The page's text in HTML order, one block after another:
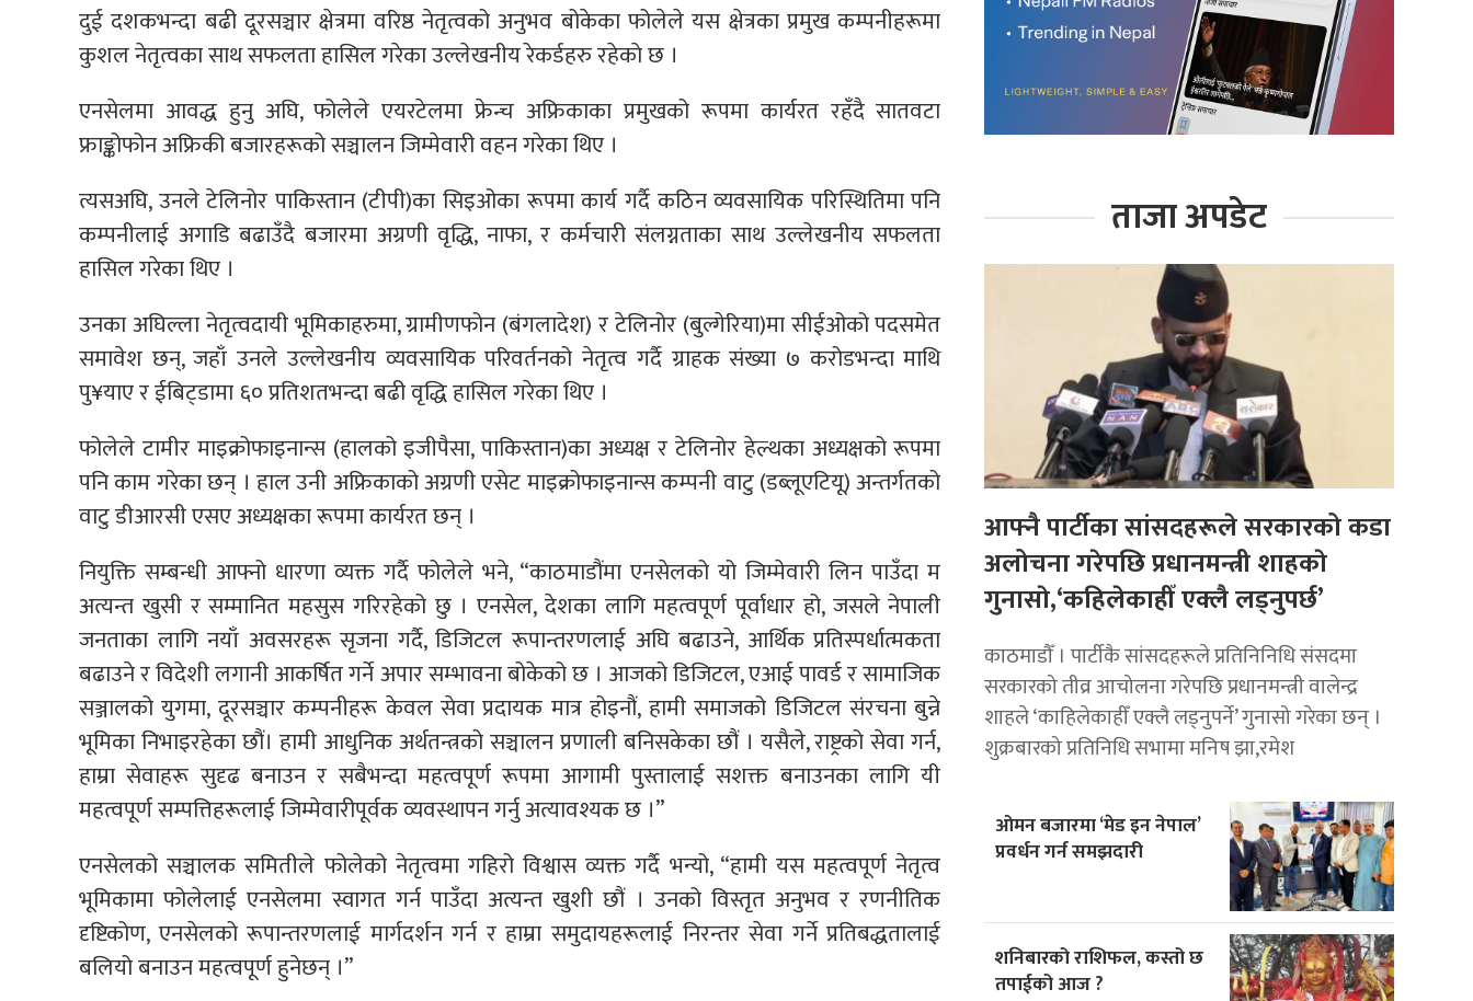
दुई दशकभन्दा बढी दूरसञ्चार क्षेत्रमा वरिष्ठ नेतृत्वको अनुभव बोकेका फोलेले यस क्षेत्रका प्रमुख कम्पनीहरूमा
कुशल नेतृत्वका साथ सफलता हासिल गरेका उल्लेखनीय रेकर्डहरु रहेकाे छ ।
एनसेलमा आवद्ध हुनु अघि, फोलेले एयरटेलमा फ्रेन्च अफ्रिकाका प्रमुखको रूपमा कार्यरत रहँदै सातवटा
फ्राङ्कोफोन अफ्रिकी बजारहरूको सञ्चालन जिम्मेवारी वहन गरेका थिए ।
त्यसअघि, उनले टेलिनोर पाकिस्तान (टीपी)का सिइओका रूपमा कार्य गर्दै कठिन व्यवसायिक परिस्थितिमा पनि
कम्पनीलाई अगाडि बढाउँदै बजारमा अग्रणी वृद्धि, नाफा, र कर्मचारी संलग्नताका साथ उल्लेखनीय सफलता
हासिल गरेका थिए ।
उनका अघिल्ला नेतृत्वदायी भूमिकाहरुमा, ग्रामीणफोन (बंगलादेश) र टेलिनोर (बुल्गेरिया)मा सीईओको पदसमेत
समावेश छन्, जहाँ उनले उल्लेखनीय व्यवसायिक परिवर्तनको नेतृत्व गर्दै ग्राहक संख्या ७ करोडभन्दा माथि
पु¥याए र ईबिट्डामा ६० प्रतिशतभन्दा बढी वृद्धि हासिल गरेका थिए ।
फोलेले टामीर माइक्रोफाइनान्स (हालको इजीपैसा, पाकिस्तान)का अध्यक्ष र टेलिनोर हेल्थका अध्यक्षको रूपमा
पनि काम गरेका छन् । हाल उनी अफ्रिकाको अग्रणी एसेट माइक्रोफाइनान्स कम्पनी वाटु (डब्लूएटियू) अन्तर्गतको
वाटु डीआरसी एसए अध्यक्षका रूपमा कार्यरत छन् ।
नियुक्ति सम्बन्धी आफ्नो धारणा व्यक्त गर्दै फोलेले भने, “काठमाडौंमा एनसेलको यो जिम्मेवारी लिन पाउँदा म
अत्यन्त खुसी र सम्मानित महसुस गरिरहेको छु । एनसेल, देशका लागि महत्वपूर्ण पूर्वाधार हो, जसले नेपाली
जनताका लागि नयाँ अवसरहरू सृजना गर्दै, डिजिटल रूपान्तरणलाई अघि बढाउने, आर्थिक प्रतिस्पर्धात्मकता
बढाउने र विदेशी लगानी आकर्षित गर्ने अपार सम्भावना बोकेको छ । आजको डिजिटल, एआई पावर्ड र सामाजिक
सञ्जालको युगमा, दूरसञ्चार कम्पनीहरू केवल सेवा प्रदायक मात्र होइनौं, हामी समाजको डिजिटल संरचना बुन्ने
भूमिका निभाइरहेका छौं। हामी आधुनिक अर्थतन्त्रको सञ्चालन प्रणाली बनिसकेका छौं । यसैले, राष्ट्रको सेवा गर्न,
हाम्रा सेवाहरू सुदृढ बनाउन र सबैभन्दा महत्वपूर्ण रूपमा आगामी पुस्तालाई सशक्त बनाउनका लागि यी
महत्वपूर्ण सम्पत्तिहरूलाई जिम्मेवारीपूर्वक व्यवस्थापन गर्नु अत्यावश्यक छ ।”
एनसेलको सञ्चालक समितीले फोलेको नेतृत्वमा गहिरो विश्वास व्यक्त गर्दै भन्यो, “हामी यस महत्वपूर्ण नेतृत्व
भूमिकामा फोलेलाई एनसेलमा स्वागत गर्न पाउँदा अत्यन्त खुशी छौं । उनको विस्तृत अनुभव र रणनीतिक
दृष्टिकोण, एनसेलको रूपान्तरणलाई मार्गदर्शन गर्न र हाम्रा समुदायहरूलाई निरन्तर सेवा गर्ने प्रतिबद्धतालाई
बलियो बनाउन महत्वपूर्ण हुनेछन् ।”
ताजा अपडेट
आफ्नै पार्टीका सांसदहरूले सरकारको कडा
अलोचना गरेपछि प्रधानमन्त्री शाहकाे
गुनासाे,‘कहिलेकाहीँ एक्लै लड्नुपर्छ’
काठमाडौँ । पार्टीकै सांसदहरूले प्रतिनिनिधि संसदमा
सरकारको तीव्र आचोलना गरेपछि प्रधानमन्त्री वालेन्द्र
शाहले ‘काहिलेकाहीँ एक्लै लड्नुपर्ने’ गुनासो गरेका छन् ।
शुक्रबारको प्रतिनिधि सभामा मनिष झा,रमेश
ओमन बजारमा ‘मेड इन नेपाल’
प्रवर्धन गर्न समझदारी
शनिबारको राशिफल, कस्तो छ
तपाईको आज ?